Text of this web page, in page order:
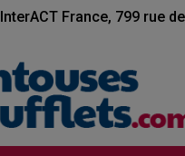
InterACT France, 799 rue